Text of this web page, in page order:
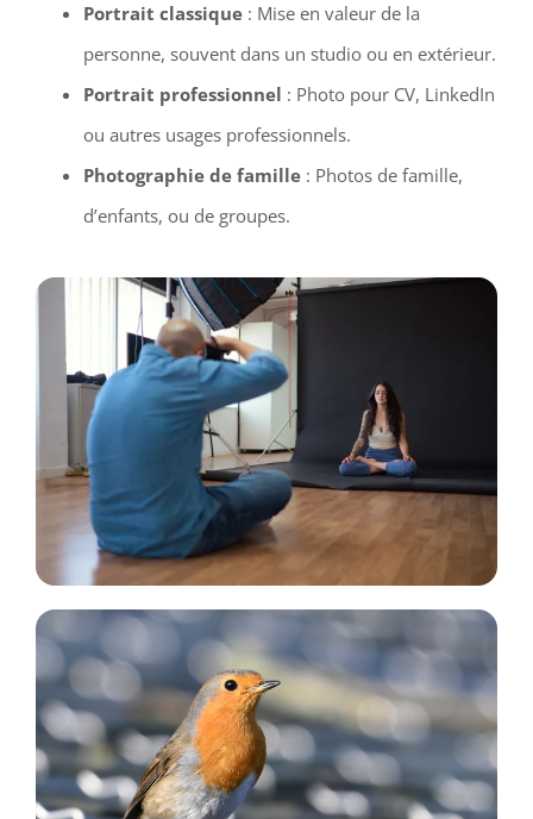
Portrait classique: Mise en valeur de la
personne, souvent dans un studio ou en extérieur.
Portrait professionnel : Photo pour CV, LinkedIn
ou autres usages professionnels.
Photographie de famille: Photos de famille,
d’enfants, ou de groupes.